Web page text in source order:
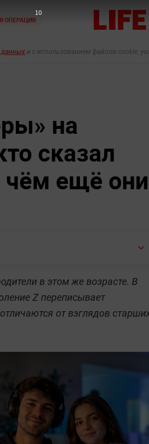
ОПЕРАЦИЯ
данных и с использованием файлов cookie,
на
сказал
чём ещё они
в этом же возрасте. В
Z переписывает
от взглядов
9